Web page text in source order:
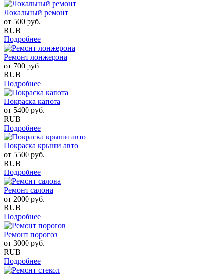
Локальный ремонт
от 500 руб.
RUB
Подробнее
Ремонт лонжерона
от 700 руб.
RUB
Подробнее
Покраска капота
от 5400 руб.
RUB
Подробнее
Покраска крыши авто
от 5500 руб.
RUB
Подробнее
Ремонт салона
от 2000 руб.
RUB
Подробнее
Ремонт порогов
от 3000 руб.
RUB
Подробнее